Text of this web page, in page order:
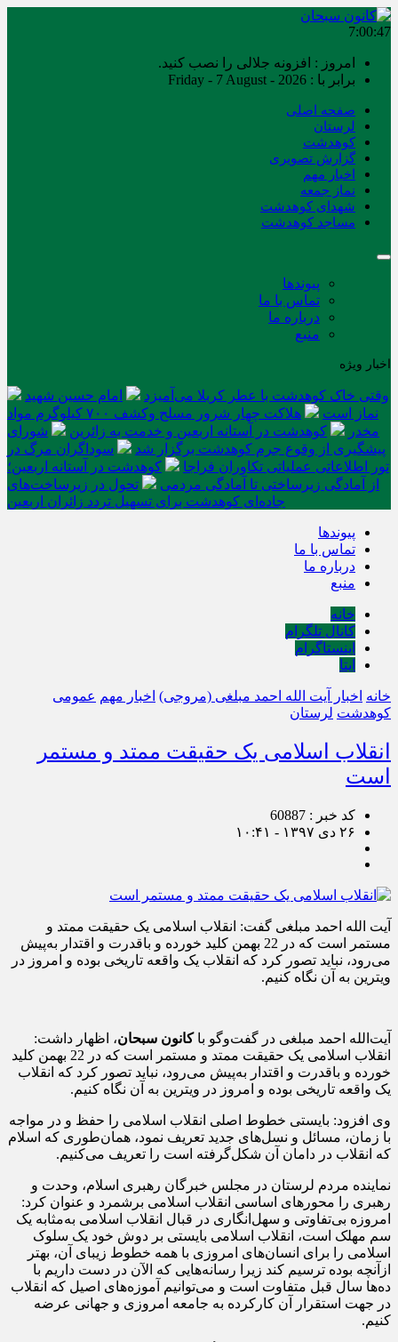
7:00:48
امروز : افزونه جلالی را نصب کنید.
برابر با : Friday - 7 August - 2026
صفحه اصلی
لرستان
کوهدشت
گزارش تصویری
اخبار مهم
نماز جمعه
شهدای کوهدشت
مساجد کوهدشت
پیوندها
تماس با ما
درباره ما
منبع
اخبار ویژه
وقتی خاک کوهدشت با عطر کربلا می‌آمیزد
امام حسین شهید
نماز است
هلاکت چهار شرور مسلح وکشف ۷۰۰ کیلوگرم مواد
مخدر
کوهدشت در آستانه اربعین و خدمت‌ به زائرین
شورای
پیشگیری از وقوع جرم کوهدشت برگزار شد
سوداگران مرگ در
تور اطلاعاتی عملیاتی تکاوران فراجا
کوهدشت در آستانه اربعین؛
از آمادگی زیرساختی تا آمادگی مردمی
تحول در زیرساخت‌های
جاده‌ای کوهدشت برای تسهیل تردد زائران اربعین
پیوندها
تماس با ما
درباره ما
منبع
خانه
کانال تلگرام
اینستاگرام
ایتا
خانه اخبار آیت الله احمد مبلغی (مروجی) اخبار مهم عمومی
کوهدشت لرستان
انقلاب اسلامی یک حقیقت ممتد و مستمر
است
کد خبر : 60887
۲۶ دی ۱۳۹۷ - ۱۰:۴۱
آیت الله احمد مبلغی گفت: انقلاب اسلامی یک حقیقت ممتد و
مستمر است که در 22 بهمن کلید خورده و باقدرت و اقتدار به‌پیش
می‌رود، نباید تصور کرد که انقلاب یک واقعه تاریخی بوده و امروز در
ویترین به آن نگاه کنیم.
آیت‌الله احمد مبلغی در گفت‌وگو باکانون سبحان، اظهار داشت:
انقلاب اسلامی یک حقیقت ممتد و مستمر است که در 22 بهمن کلید
خورده و باقدرت و اقتدار به‌پیش می‌رود، نباید تصور کرد که انقلاب
یک واقعه تاریخی بوده و امروز در ویترین به آن نگاه کنیم.
وی افزود: بایستی خطوط اصلی انقلاب اسلامی را حفظ و در مواجه
با زمان، مسائل و نسل‌های جدید تعریف نمود، همان‌طوری که اسلام
که انقلاب در دامان آن شکل‌گرفته است را تعریف می‌کنیم.
نماینده مردم لرستان در مجلس خبرگان رهبری اسلام، وحدت و
رهبری را محورهای اساسی انقلاب اسلامی برشمرد و عنوان کرد:
امروزه بی‌تفاوتی و سهل‌انگاری در قبال انقلاب اسلامی به‌مثابه یک
سم مهلک است، انقلاب اسلامی بایستی بر دوش خود یک سلوک
اسلامی را برای انسان‌های امروزی با همه خطوط زیبای آن، بهتر
ازآنچه بوده ترسیم کند زیرا رسانه‌هایی که الآن در دست داریم با
ده‌ها سال قبل متفاوت است و می‌توانیم آموزه‌های اصیل که انقلاب
در جهت استقرار آن کارکرده به جامعه امروزی و جهانی عرضه
کنیم.